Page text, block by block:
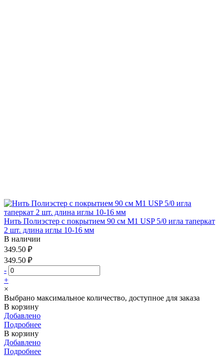
Нить Полиэстер с покрытием 90 см М1 USP 5/0 игла таперкат
2 шт. длина иглы 10-16 мм
В наличии
349.50 ₽
349.50 ₽
-
+
×
Выбрано максимальное количество, доступное для заказа
В корзину
Добавлено
Подробнее
В корзину
Добавлено
Подробнее